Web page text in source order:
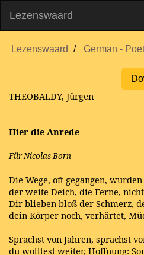
Lezenswaard
Lezenswaard German -
THEOBALDY, Jürgen
Hier die Anrede
Für Nicolas Born
Die Wege, oft gegangen,
der weite Deich, die Ferne,
Dir blieben bloß der Schmerz,
dein Körper noch, verhärtet,
Sprachst von Jahren, sprachst
du wolltest weiter, Hoffnung: